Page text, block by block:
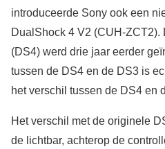
introduceerde Sony ook een
DualShock 4 V2 (CUH-
(DS4) werd drie jaar eerder
tussen de DS4 en de DS3 is
het verschil tussen de DS4 en
Het verschil met de originele
de lichtbar, achterop de